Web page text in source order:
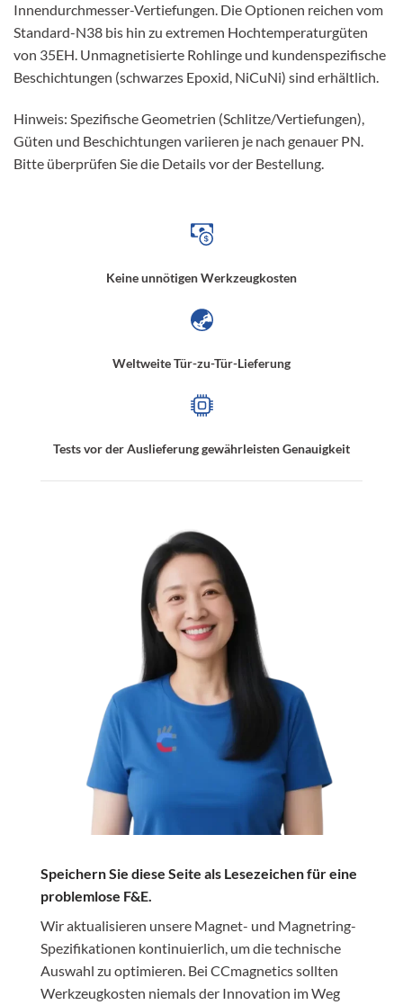
Innendurchmesser-Vertiefungen. Die Optionen reichen vom
Standard-N38 bis hin zu extremen Hochtemperaturgüten
von 35EH. Unmagnetisierte Rohlinge und kundenspezifische
Beschichtungen (schwarzes Epoxid, NiCuNi) sind erhältlich.
Hinweis: Spezifische Geometrien (Schlitze/Vertiefungen),
Güten und Beschichtungen variieren je nach genauer PN.
Bitte überprüfen Sie die Details vor der Bestellung.
Keine unnötigen Werkzeugkosten
Weltweite Tür-zu-Tür-Lieferung
Tests vor der Auslieferung gewährleisten Genauigkeit
Speichern Sie diese Seite als Lesezeichen für eine
problemlose F&E.
Wir aktualisieren unsere Magnet- und Magnetring-
Spezifikationen kontinuierlich, um die technische
Auswahl zu optimieren. Bei CCmagnetics sollten
Werkzeugkosten niemals der Innovation im Weg